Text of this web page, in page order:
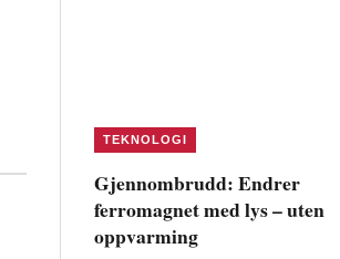
TEKNOLOGI
Gjennombrudd: Endrer
ferromagnet med lys – uten
oppvarming